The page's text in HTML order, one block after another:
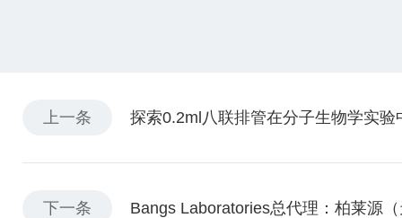
上一条 探索0.2ml八联排管在分子生物学实验
下一条 Bangs Laboratories总代理：柏莱源